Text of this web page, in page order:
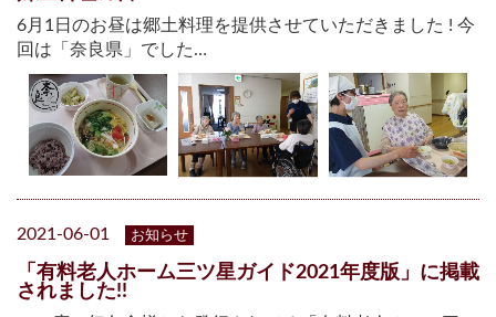
6月1日のお昼は郷土料理を提供させていただきました ! 今
回は「奈良県」でした…
2021-06-01 お知らせ
「有料老人ホーム三ツ星ガイド2021年度版」に掲載
されました!!